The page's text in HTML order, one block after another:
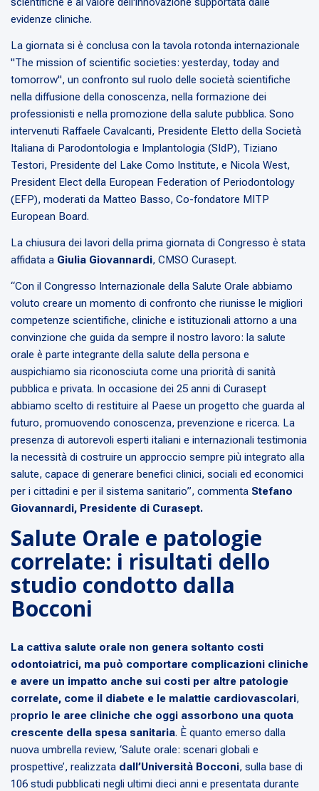
evidenze cliniche.
La giornata si è conclusa con la tavola rotonda internazionale
"The mission of scientific societies: yesterday, today and
tomorrow", un confronto sul ruolo delle società scientifiche
nella diffusione della conoscenza, nella formazione dei
professionisti e nella promozione della salute pubblica. Sono
intervenuti Raffaele Cavalcanti, Presidente Eletto della Società
Italiana di Parodontologia e Implantologia (SIdP), Tiziano
Testori, Presidente del Lake Como Institute, e Nicola West,
President Elect della European Federation of Periodontology
(EFP), moderati da Matteo Basso, Co-fondatore MITP
European Board.
La chiusura dei lavori della prima giornata di Congresso è stata
affidata a Giulia Giovannardi, CMSO Curasept.
“Con il Congresso Internazionale della Salute Orale abbiamo
voluto creare un momento di confronto che riunisse le migliori
competenze scientifiche, cliniche e istituzionali attorno a una
convinzione che guida da sempre il nostro lavoro: la salute
orale è parte integrante della salute della persona e
auspichiamo sia riconosciuta come una priorità di sanità
pubblica e privata. In occasione dei 25 anni di Curasept
abbiamo scelto di restituire al Paese un progetto che guarda al
futuro, promuovendo conoscenza, prevenzione e ricerca. La
presenza di autorevoli esperti italiani e internazionali testimonia
la necessità di costruire un approccio sempre più integrato alla
salute, capace di generare benefici clinici, sociali ed economici
per i cittadini e per il sistema sanitario”, commenta Stefano
Giovannardi, Presidente di Curasept.
Salute Orale e patologie
correlate: i risultati dello
studio condotto dalla
Bocconi
La cattiva salute orale non genera soltanto costi
odontoiatrici, ma può comportare complicazioni cliniche
e avere un impatto anche sui costi per altre patologie
correlate, come il diabete e le malattie cardiovascolari,
proprio le aree cliniche che oggi assorbono una quota
crescente della spesa sanitaria. È quanto emerso dalla
nuova umbrella review, ‘Salute orale: scenari globali e
prospettive’, realizzata dall’Università Bocconi, sulla base di
106 studi pubblicati negli ultimi dieci anni e presentata durante